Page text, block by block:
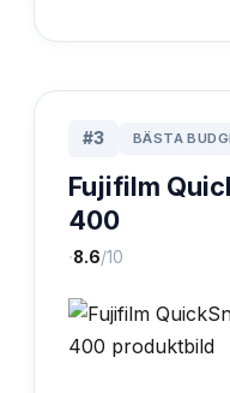
#3 BÄSTA
Fujifilm
400
·8.6/10